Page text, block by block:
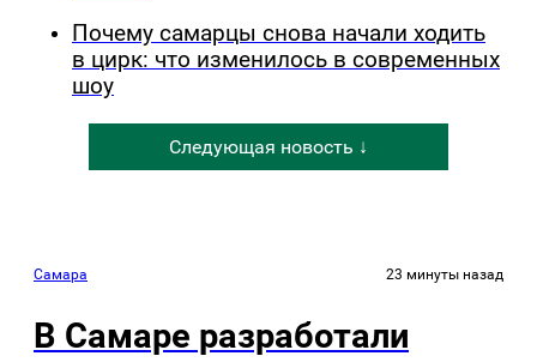
Почему самарцы снова начали ходить
в цирк: что изменилось в современных
шоу
Следующая новость ↓
Самара 23 минуты назад
В Самаре разработали